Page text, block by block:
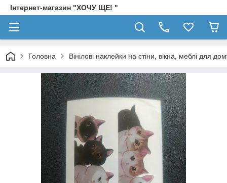
Інтернет-магазин "ХОЧУ ЩЕ! "
Головна Вінілові наклейки на стіни, вікна, меблі для